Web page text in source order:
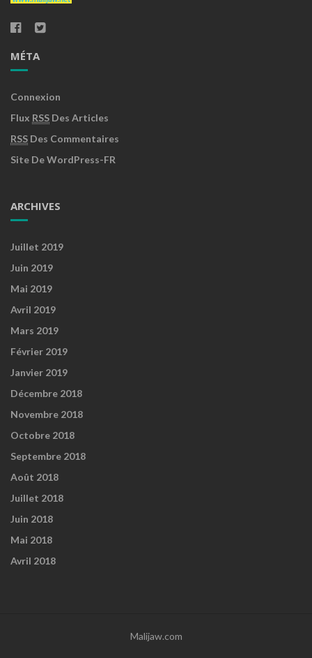
MÉTA
Connexion
Flux RSS Des Articles
RSS Des Commentaires
Site De WordPress-FR
ARCHIVES
Juillet 2019
Juin 2019
Mai 2019
Avril 2019
Mars 2019
Février 2019
Janvier 2019
Décembre 2018
Novembre 2018
Octobre 2018
Septembre 2018
Août 2018
Juillet 2018
Juin 2018
Mai 2018
Avril 2018
Malijaw.com